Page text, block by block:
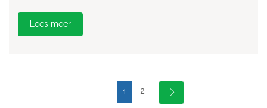
Lees meer
1 2